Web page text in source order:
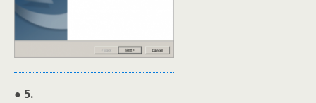
● 5.